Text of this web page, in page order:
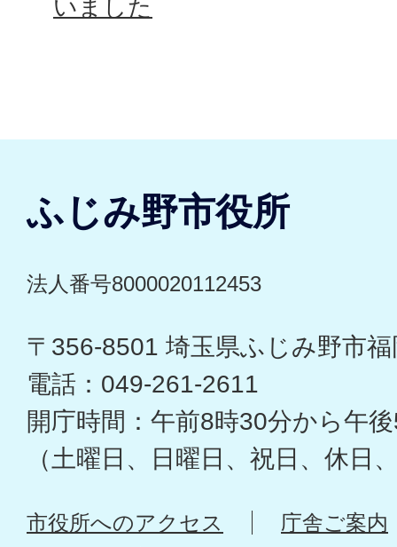
いました
ふじみ野市役所
法人番号8000020112453
〒356-8501 埼玉県ふじみ野市
電話：049-261-2611
開庁時間：午前8時30分から午
（土曜日、日曜日、祝日、休日
市役所へのアクセス
庁舎ご案内